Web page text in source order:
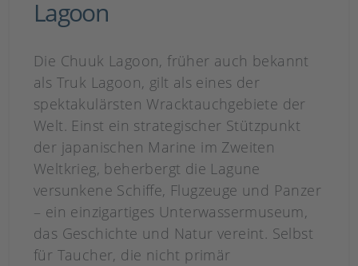
Lagoon
Die Chuuk Lagoon, früher auch bekannt
als Truk Lagoon, gilt als eines der
spektakulärsten Wracktauchgebiete der
Welt. Einst ein strategischer Stützpunkt
der japanischen Marine im Zweiten
Weltkrieg, beherbergt die Lagune
versunkene Schiffe, Flugzeuge und Panzer
– ein einzigartiges Unterwassermuseum,
das Geschichte und Natur vereint. Selbst
für Taucher, die nicht primär